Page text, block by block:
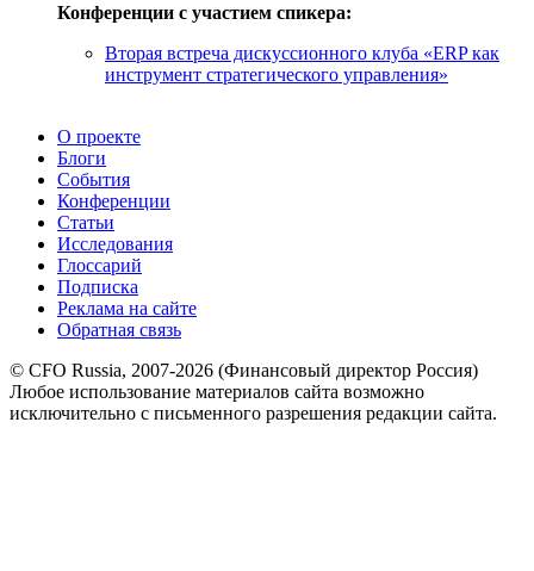
Конференции с участием спикера:
Вторая встреча дискуссионного клуба «ERP как
инструмент стратегического управления»
О проекте
Блоги
События
Конференции
Статьи
Исследования
Глоссарий
Подписка
Реклама на сайте
Обратная связь
© CFO Russia, 2007-2026 (Финансовый директор Россия)
Любое использование материалов сайта возможно
исключительно с письменного разрешения редакции сайта.